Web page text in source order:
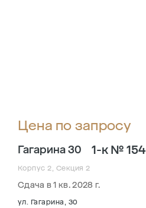
Цена по запросу
Гагарина 30 1-к № 154
Корпус 2, Секция 2
Сдача в 1 кв. 2028 г.
ул. Гагарина, 30